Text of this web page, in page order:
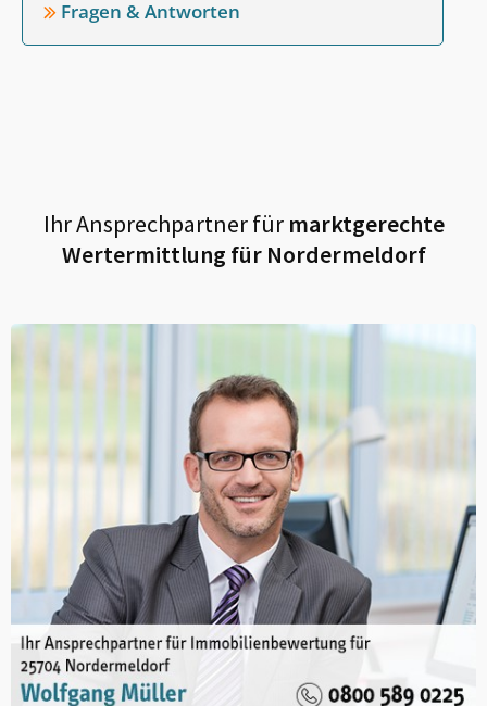
Fragen & Antworten
Ihr Ansprechpartner fürmarktgerechte
Wertermittlung für Nordermeldorf